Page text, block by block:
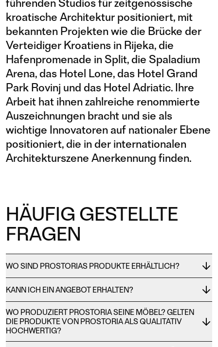
führenden Studios für zeitgenössische
kroatische Architektur positioniert, mit
bekannten Projekten wie die Brücke der
Verteidiger Kroatiens in Rijeka, die
Hafenpromenade in Split, die Spaladium
Arena, das Hotel Lone, das Hotel Grand
Park Rovinj und das Hotel Adriatic. Ihre
Arbeit hat ihnen zahlreiche renommierte
Auszeichnungen bracht und sie als
wichtige Innovatoren auf nationaler Ebene
positioniert, die in der internationalen
Architekturszene Anerkennung finden.
HÄUFIG GESTELLTE
FRAGEN
WO SIND PROSTORIAS PRODUKTE ERHÄLTLICH?
KANN ICH EIN ANGEBOT ERHALTEN?
WO PRODUZIERT PROSTORIA SEINE MÖBEL? GELTEN
DIE PRODUKTE VON PROSTORIA ALS QUALITATIV
HOCHWERTIG?